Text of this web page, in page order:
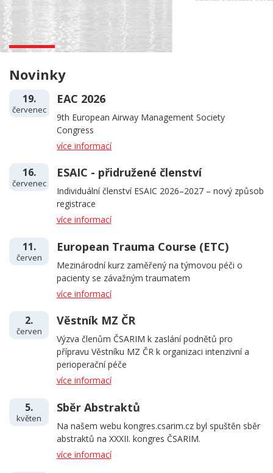
Novinky
19.
červenec
EAC 2026
9th European Airway Management Society
Congress
více informací
16.
červenec
ESAIC - přidružené členství
Individuální členství ESAIC 2026–2027 – nový způsob
registrace
více informací
11.
červen
European Trauma Course (ETC)
Mezinárodní kurz zaměřený na týmovou péči o
pacienty se závažným traumatem
více informací
2.
červen
Věstník MZ ČR
Výzva členům ČSARIM k zaslání podnětů pro
přípravu Věstníku MZ ČR k organizaci intenzivní a
perioperační péče
více informací
5.
květen
Sběr Abstraktů
Na našem webu kongres.csarim.cz byl spuštěn sběr
abstraktů na XXXII. kongres ČSARIM.
více informací